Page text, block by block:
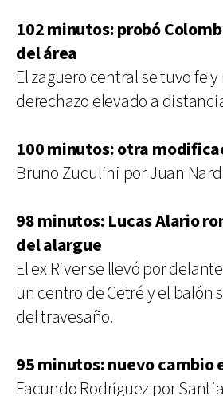
102 minutos: probó
del área
El zaguero central se tuvo fe
derechazo elevado a
100 minutos: otra
Bruno Zuculini por Juan
98 minutos: Lucas Alario
del alargue
El ex River se llevó por
un centro de Cetré y el balón
del travesaño.
95 minutos: nuevo cambio
Facundo Rodríguez por